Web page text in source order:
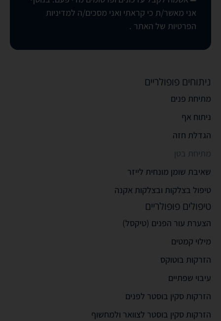
אני מאשר/ת כי קראתי ואני מסכים/ה למדיניות
הפרטיות של האתר .
ניתוחים פופולריים
מתיחת פנים
ניתוח אף
הגדלת חזה
מתיחת בטן
שאיבת שומן מונחית לייזר
טיפול בצלקות ובצלקות אקנה
טיפולים פופולריים
הצערת עור הפנים (טיקסל)
מילוי קמטים
הזרקות בוטוקס
עיבוי שפתיים
הזרקות סקין בוסטר לפנים
הזרקות סקין בוסטר לצוואר ולמחשוף